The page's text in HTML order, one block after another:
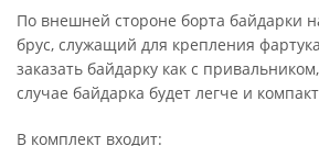
По внешней стороне борта байдарки
брус, служащий для крепления
заказать байдарку как с
случае байдарка будет легче и
В комплект входит: